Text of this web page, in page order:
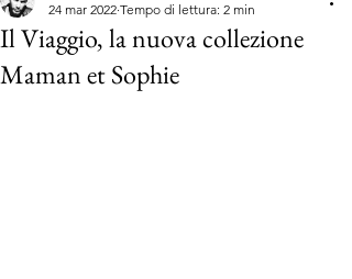
Il Viaggio, la nuova collezione
Maman et Sophie
24 mar 2022 Tempo di lettura: 2 min